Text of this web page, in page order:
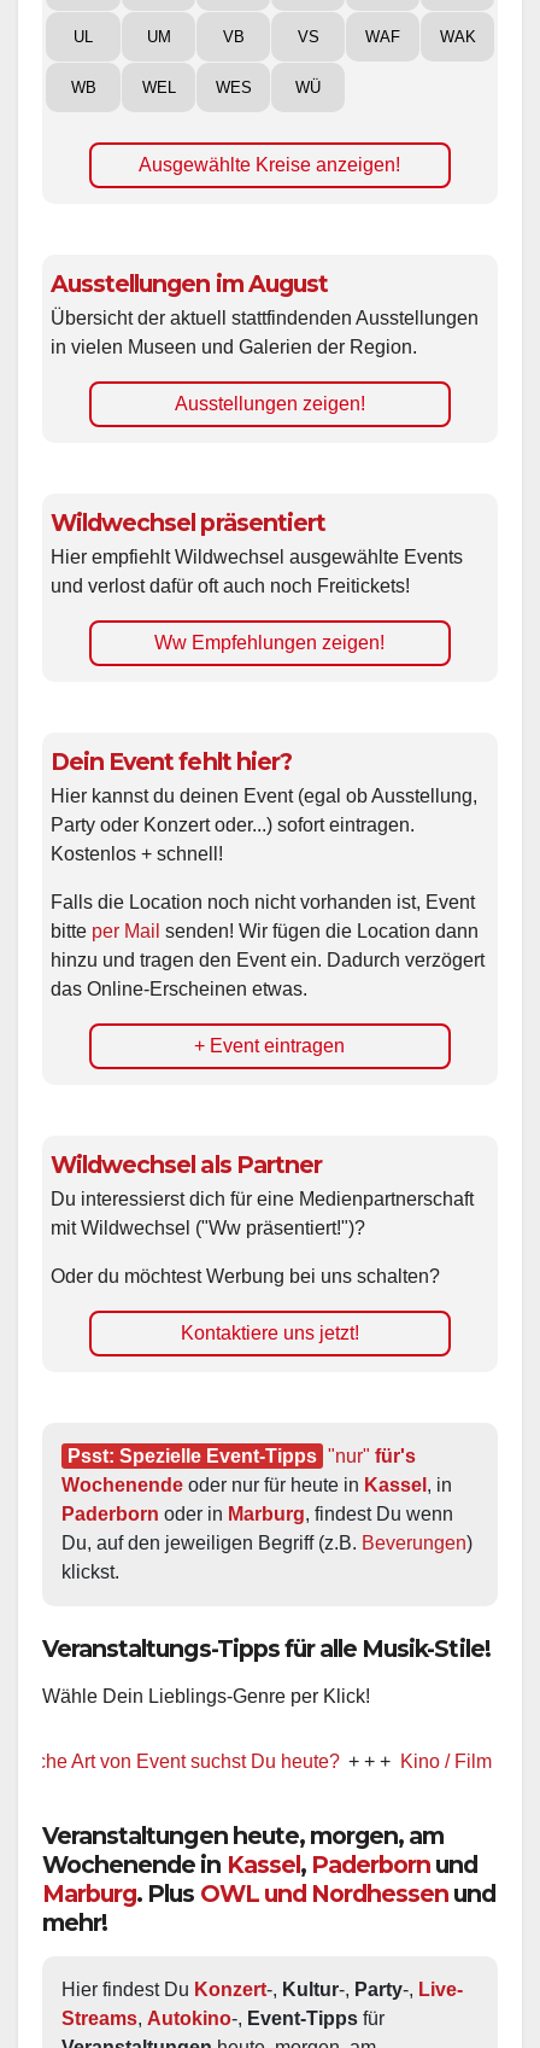
UL UM VB VS WAF WAK
WB WEL WES WÜ
Ausgewählte Kreise anzeigen!
Ausstellungen im August
Übersicht der aktuell stattfindenden Ausstellungen
in vielen Museen und Galerien der Region.
Ausstellungen zeigen!
Wildwechsel präsentiert
Hier empfiehlt Wildwechsel ausgewählte Events
und verlost dafür oft auch noch Freitickets!
Ww Empfehlungen zeigen!
Dein Event fehlt hier?
Hier kannst du deinen Event (egal ob Ausstellung,
Party oder Konzert oder...) sofort eintragen.
Kostenlos + schnell!
Falls die Location noch nicht vorhanden ist, Event
bitte per Mail senden! Wir fügen die Location dann
hinzu und tragen den Event ein. Dadurch verzögert
das Online-Erscheinen etwas.
+ Event eintragen
Wildwechsel als Partner
Du interessierst dich für eine Medienpartnerschaft
mit Wildwechsel ("Ww präsentiert!")?
Oder du möchtest Werbung bei uns schalten?
Kontaktiere uns jetzt!
Psst: Spezielle Event-Tipps "nur" für's
Wochenende oder nur für heute in Kassel
Paderborn oder in Marburg, findest Du wenn
Du, auf den jeweiligen Begriff (z.B. Beverungen)
klickst.
Veranstaltungs-Tipps für alle Musik-Stile!
Wähle Dein Lieblings-Genre per Klick!
von Event suchst Du heute? + + + Kino / Film + + + Ww
Veranstaltungen heute, morgen, am
Wochenende in Kassel, Paderborn und
Marburg. Plus OWL und Nordhessen und
mehr!
Hier findest Du Konzert-, Kultur-, Party-, Live-
Streams, Autokino-, Event-Tipps